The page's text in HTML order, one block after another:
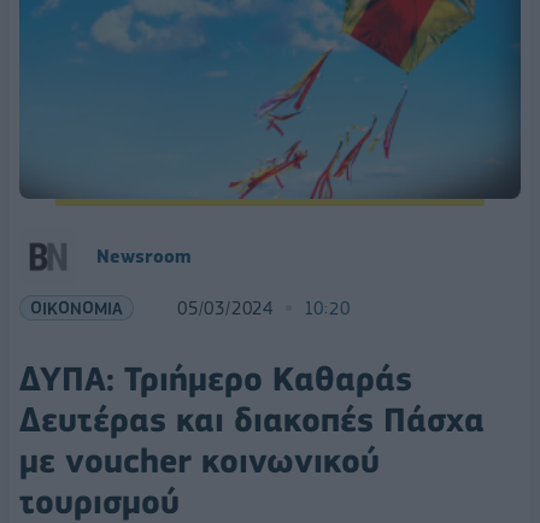
Newsroom
ΟΙΚΟΝΟΜΙΑ 05/03/2024 10:20
ΔΥΠΑ: Τριήμερο Καθαράς
Δευτέρας και διακοπές Πάσχα
με voucher κοινωνικού
τουρισμού